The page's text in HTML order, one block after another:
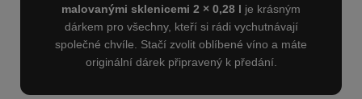
malovanými sklenicemi 2 × 0,28 l je krásným
dárkem pro všechny, kteří si rádi vychutnávají
společné chvíle. Stačí zvolit oblíbené víno a máte
originální dárek připravený k předání.